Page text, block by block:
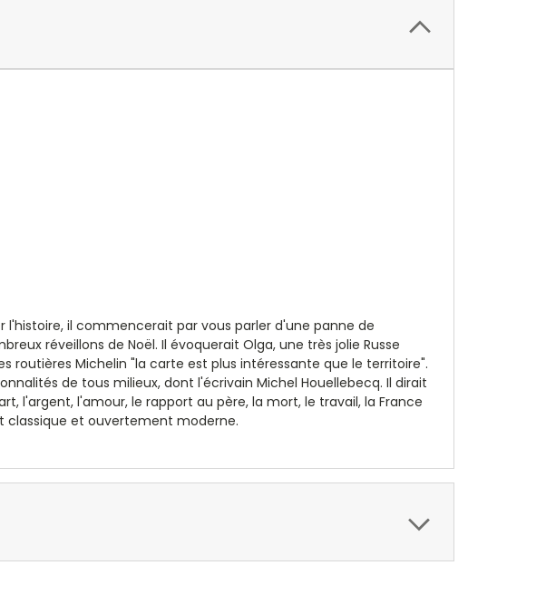
il commencerait par vous parler d'une panne de
réveillons de Noël. Il évoquerait Olga, une très jolie Russe
Michelin "la carte est plus intéressante que le territoire".
de tous milieux, dont l'écrivain Michel Houellebecq. Il dirait
l'argent, l'amour, le rapport au père, la mort, le travail, la France
classique et ouvertement moderne.